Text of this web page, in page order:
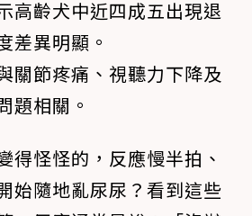
高齡犬中近四成五出現退
差異明顯。
關節疼痛、視聽力下降及
題相關。
得怪怪的，反應慢半拍、
始隨地亂尿尿？看到這些